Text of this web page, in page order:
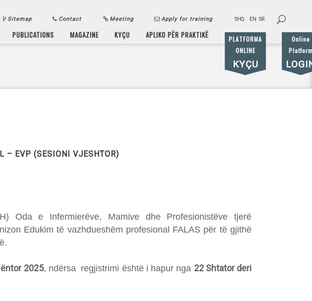
Sitemap Contact Meeting Apply for training SHQ EN SR
PUBLICATIONS
Online
MAGAZINE
PLATFORMA
ONLINE
KYÇU
KYÇU APLIKO PËR PRAKTIKË
– EVP (SESIONI VJESHTOR)
Oda e Infermierëve, Mamive dhe Profesionistëve tjerë
Edukim të vazhdueshëm profesional FALAS për të gjithë
2025, ndërsa regjistrimi është i hapur nga 22 Shtator deri